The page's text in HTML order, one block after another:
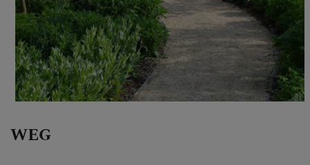
Personen
Veranstaltungen
Jobbörse
Pfarrservice
WEG